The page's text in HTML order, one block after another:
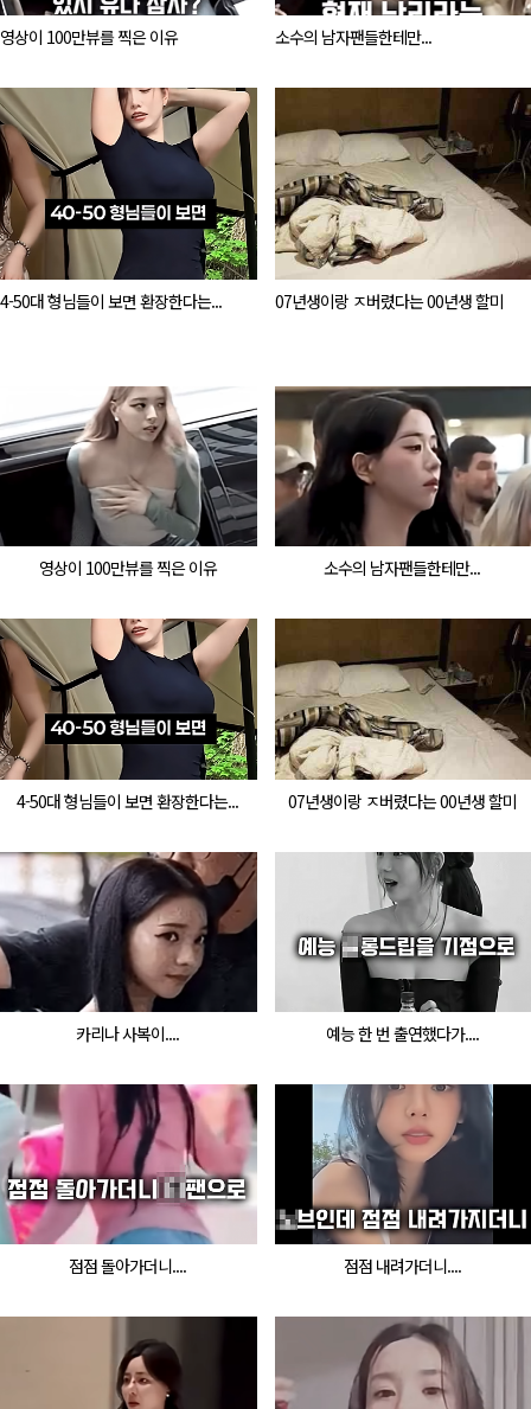
영상이 100만뷰를 찍은 이유 소수의 남자팬들한테만...
4-50대 형님들이 보면 환장한다는... 07년생이랑 ㅈ버렸다는 00년생 할미
영상이 100만뷰를 찍은 이유 소수의 남자팬들한테만...
4-50대 형님들이 보면 환장한다는... 07년생이랑 ㅈ버렸다는 00년생 할미
카리나 사복이.... 예능 한 번 출연했다가....
점점 돌아가더니.... 점점 내려가더니....